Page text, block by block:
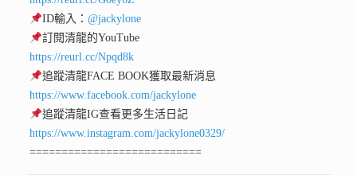
ID輸入：@jackylone
訂閱清龍的YouTube
https://reurl.cc/Npqd8k
追蹤清龍FACE BOOK獲取最新消息
https://www.facebook.com/jackylone
追蹤清龍IG查看更多生活日記
https://www.instagram.com/jackylone0329/
===========================